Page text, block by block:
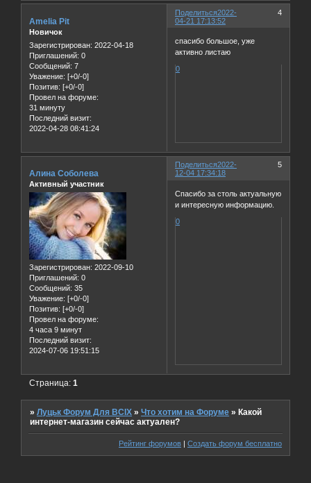
Поделиться 4
2022-
04-21 17:13:52
Amelia Pit
Новичок
Зарегистрирован: 2022-04-18
Приглашений: 0
Сообщений: 7
Уважение: [+0/-0]
Позитив: [+0/-0]
Провел на форуме:
31 минуту
Последний визит:
2022-04-28 08:41:24
спасибо большое, уже
активно листаю
0
Поделиться 5
2022-
12-04 17:34:18
Алина Соболева
Активный участник
Зарегистрирован: 2022-09-10
Приглашений: 0
Сообщений: 35
Уважение: [+0/-0]
Позитив: [+0/-0]
Провел на форуме:
4 часа 9 минут
Последний визит:
2024-07-06 19:51:15
Спасибо за столь актуальную
и интересную информацию.
0
Страница:1
»Луцьк Форум Для ВСІХ »Что хотим на Форуме » Какой
интернет-магазин сейчас актуален?
Рейтинг форумов Создать форум бесплатно